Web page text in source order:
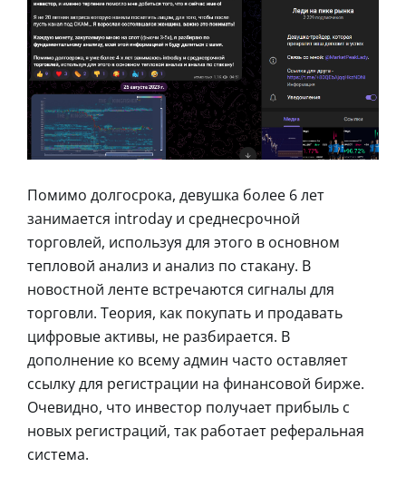
Помимо долгосрока, девушка более 6 лет
занимается introday и среднесрочной
торговлей, используя для этого в основном
тепловой анализ и анализ по стакану. В
новостной ленте встречаются сигналы для
торговли. Теория, как покупать и продавать
цифровые активы, не разбирается. В
дополнение ко всему админ часто оставляет
ссылку для регистрации на финансовой бирже.
Очевидно, что инвестор получает прибыль с
новых регистраций, так работает реферальная
система.